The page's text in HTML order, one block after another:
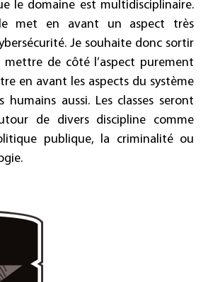
le domaine est multidisciplinaire.
met en avant un aspect très
Je souhaite donc sortir
de côté l’aspect purement
en avant les aspects du système
humains aussi. Les classes seront
de divers discipline comme
publique, la criminalité ou